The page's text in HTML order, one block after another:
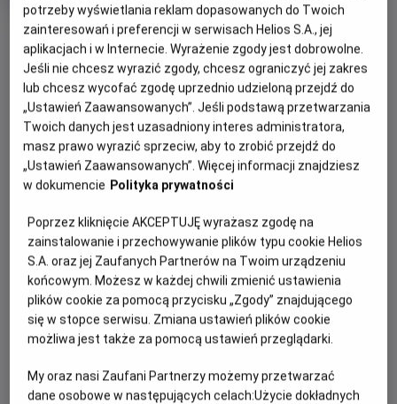
OBSERWUJ
Czas
trwania
176 min
OCENA HELIOS
7.1
REŻYSERIA
Maryam Touzani
SCENARIUSZ
Maryam Touzani, Nabil
Ayouch
OBSADA
Carmen Maura, Marta Etura, Ahmed Boulane
WIĘCEJ SZCZEGÓŁÓW
OPIS WYDARZENIA
Nigdy nie jest za późno, by zacząć od nowa. Emanujący
optymizmem i pogodą ducha portret dojrzałej kobiety,
która robi wszystko, by ocalić swój dom i siebie.
María Ángeles od 40 lat mieszka w słonecznym
apartamencie w marokańskim Tangerze. Gdy zostaje
zmuszona do jego opuszczenia, nie potrafi się z tym
pogodzić. To, co początkowo wydaje się bolesną
koniecznością, nieoczekiwanie staje się jednak nowym
początkiem. W życiu Marii Ángeles pojawia się miejsce
miłość.
potrzeby wyświetlania reklam dopasowanych do Twoich
zainteresowań i preferencji w serwisach Helios S.A., jej
aplikacjach i w Internecie. Wyrażenie zgody jest dobrowolne.
Jeśli nie chcesz wyrazić zgody, chcesz ograniczyć jej zakres
lub chcesz wycofać zgodę uprzednio udzieloną przejdź do
„Ustawień Zaawansowanych”. Jeśli podstawą przetwarzania
Twoich danych jest uzasadniony interes administratora,
masz prawo wyrazić sprzeciw, aby to zrobić przejdź do
„Ustawień Zaawansowanych”. Więcej informacji znajdziesz
w dokumencie Polityka prywatności
Poprzez kliknięcie AKCEPTUJĘ wyrażasz zgodę na
zainstalowanie i przechowywanie plików typu cookie Helios
S.A. oraz jej Zaufanych Partnerów na Twoim urządzeniu
końcowym. Możesz w każdej chwili zmienić ustawienia
plików cookie za pomocą przycisku „Zgody” znajdującego
się w stopce serwisu. Zmiana ustawień plików cookie
możliwa jest także za pomocą ustawień przeglądarki.
My oraz nasi Zaufani Partnerzy możemy przetwarzać
dane osobowe w następujących celach:Użycie dokładnych